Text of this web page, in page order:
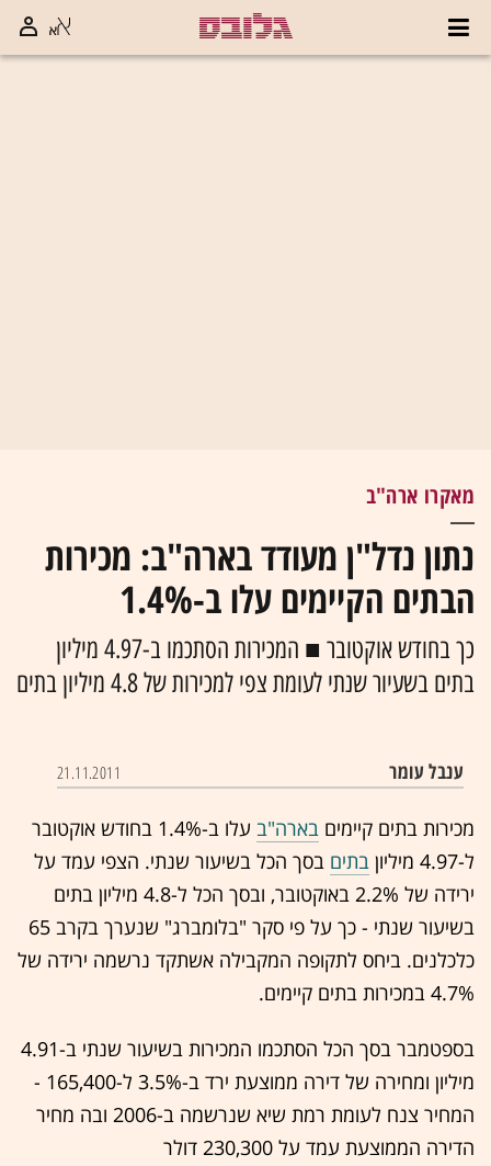
מאקרו ארה"ב
נתון נדל"ן מעודד בארה"ב: מכירות
הבתים הקיימים עלו ב-1.4%
כך בחודש אוקטובר ■ המכירות הסתכמו ב-4.97 מיליון
בתים בשעיור שנתי לעומת צפי למכירות של 4.8 מיליון בתים
ענבל עומר 21.11.2011
מכירות בתים קיימים בארה"ב
עלו ב-1.4% בחודש אוקטובר
ל-4.97 מיליון
בתים בסך הכל בשיעור שנתי. הצפי עמד על
ירידה של 2.2% באוקטובר, ובסך הכל ל-4.8 מיליון בתים
בשיעור שנתי - כך על פי סקר "בלומברג" שנערך בקרב 65
כלכלנים. ביחס לתקופה המקבילה אשתקד נרשמה ירידה של
4.7% במכירות בתים קיימים.
בספטמבר בסך הכל הסתכמו המכירות בשיעור שנתי ב-4.91
מיליון ומחירה של דירה ממוצעת ירד ב-3.5% ל-165,400 -
המחיר צנח לעומת רמת שיא שנרשמה ב-2006 ובה מחיר
הדירה הממוצעת עמד על 230,300 דולר